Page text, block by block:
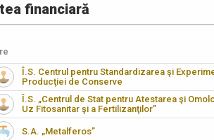
financiară
Î.S. Centrul pentru Standardizarea şi
Producţiei de Conserve
Î.S. „Centrul de Stat pentru Atestarea şi
Uz Fitosanitar şi a Fertilizanţilor”
S.A. „Metalferos”